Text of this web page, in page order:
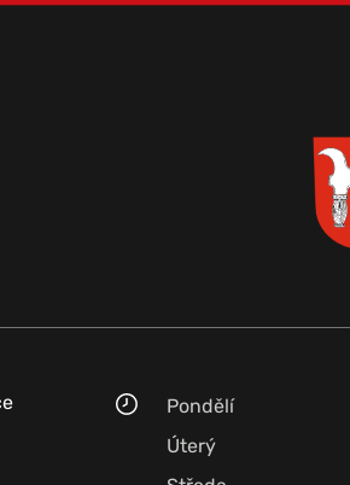
Pondělí
Úterý